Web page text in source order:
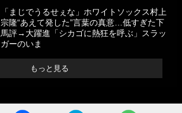
「まじでうるせぇな」ホワイトソックス村上
宗隆“あえて発した”言葉の真意…低すぎた下
馬評→大躍進「シカゴに熱狂を呼ぶ」スラッ
ガーのいま
もっと見る